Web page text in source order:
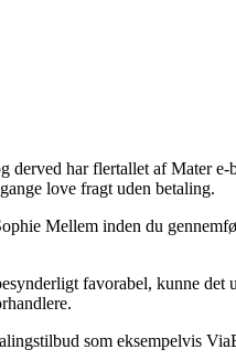
har flertallet af Mater e-
love fragt uden betaling.
Mellem inden du
favorabel, kunne det
som eksempelvis